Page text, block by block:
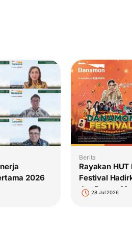
2026
Berita
Rayakan
Festival
dan Promo
28 Jul 2026